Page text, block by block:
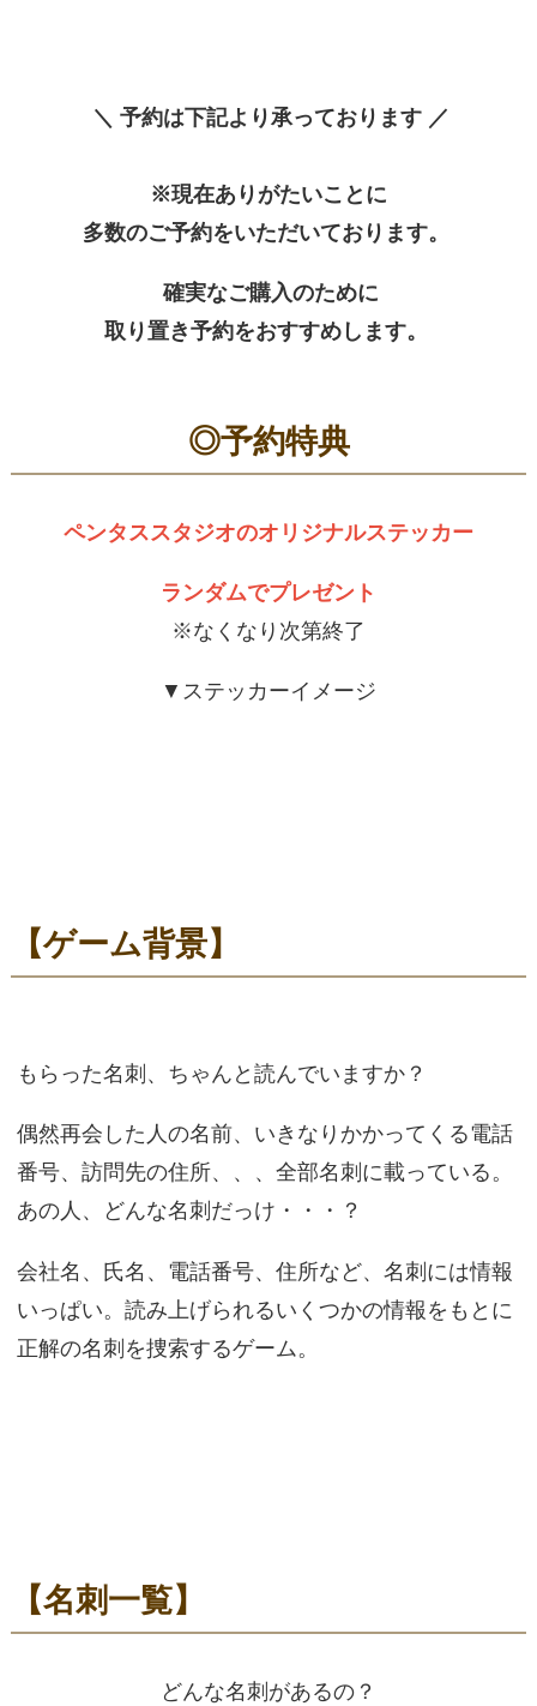
＼ 予約は下記より承っております ／
※現在ありがたいことに
多数のご予約をいただいております。
確実なご購入のために
取り置き予約をおすすめします。
◎予約特典
ペンタススタジオのオリジナルステッカー
ランダムでプレゼント
※なくなり次第終了
▼ステッカーイメージ
【ゲーム背景】
もらった名刺、ちゃんと読んでいますか？
偶然再会した人の名前、いきなりかかってくる電話
番号、訪問先の住所、、、全部名刺に載っている。
あの人、どんな名刺だっけ・・・？
会社名、氏名、電話番号、住所など、名刺には情報
いっぱい。読み上げられるいくつかの情報をもとに
正解の名刺を捜索するゲーム。
【名刺一覧】
どんな名刺があるの？